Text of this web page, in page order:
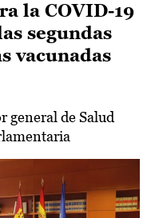
la COVID-19
segundas
vacunadas
general de Salud